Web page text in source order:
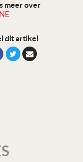
meer over
dit artikel